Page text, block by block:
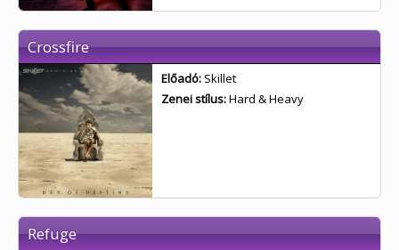
Crossfire
Előadó: Skillet
Zenei stílus:Hard & Heavy
Refuge